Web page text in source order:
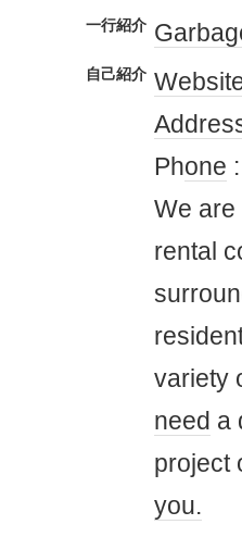
一行紹介
自己紹介
Phone
We are
rental
variety
need a
project
you.